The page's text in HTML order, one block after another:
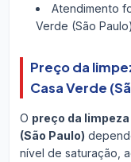
Atendimento
Verde (São
Preço da
Casa Verde
O preço da
(São Paulo)
nível de saturação,